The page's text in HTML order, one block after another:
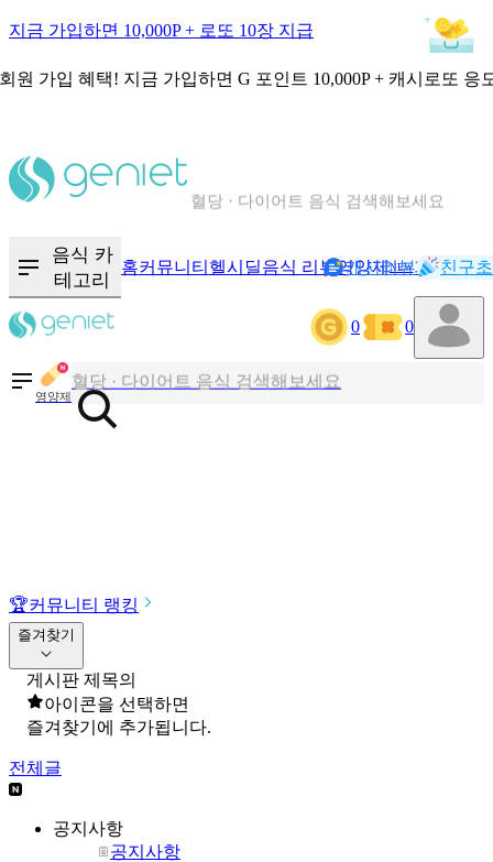
지금 가입하면 10,000P + 로또 10장 지급
원 가입 혜택! 지금 가입하면 G 포인트 10,000P + 캐시로또 응
음식 · 영양제 리뷰를 찾아보세요
음식 카
테고리
홈커뮤니티 헬시딜음식 리뷰영양제NEW기록
캐시리뷰 친구
0 0
영양제
칼로리와 영양성분을 검색해보세요
혈당 · 다이어트 음식 검색해보세요
음식 · 영양제 리뷰를 찾아보세요
🏆커뮤니티 랭킹
즐겨찾기
게시판 제목의
아이콘을 선택하면
즐겨찾기에 추가됩니다.
전체글
공지사항
공지사항